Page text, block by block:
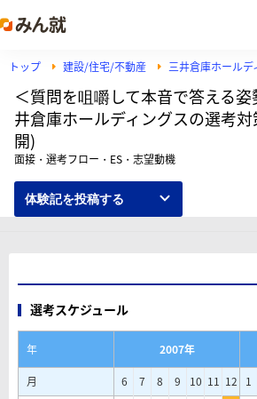
トップ 建設/住宅/不動産 三井倉庫ホール
＜質問を咀嚼して本音で答える
井倉庫ホールディングスの選考
開)
面接・選考フロー・ES・志望動機
体験記を投稿する
選考スケジュール
年 2007年
月
6 7 8 9 10 11 12 1